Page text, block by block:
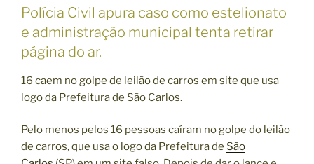
M
Polícia Civil apura caso como estelionato
e administração municipal tenta retirar
página do ar.
16 caem no golpe de leilão de carros em site que usa
logo da Prefeitura de São Carlos.
Pelo menos pelos 16 pessoas caíram no golpe do leilão
de carros, que usa o logo da Prefeitura de São